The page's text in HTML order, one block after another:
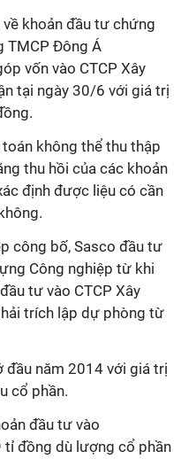
khoản đầu tư chứng
TMCP Đông Á
vốn vào CTCP Xây
tại ngày 30/6 với giá trị
không thể thu thập
thu hồi của các khoản
định được liệu có cần
công bố, Sasco đầu tư
Công nghiệp từ khi
tư vào CTCP Xây
trích lập dự phòng từ
đầu năm 2014 với giá trị
cổ phần.
đầu tư vào
tỉ đồng dù lượng cổ phần